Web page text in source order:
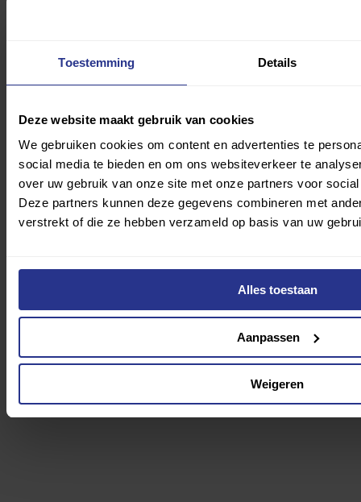
Toestemming Details
Deze website maakt gebruik van cookies
We gebruiken cookies om content en advertenties te
social media te bieden en om ons websiteverkeer te
over uw gebruik van onze site met onze partners voor
Deze partners kunnen deze gegevens combineren met
verstrekt of die ze hebben verzameld op basis van uw
Alles toestaan
Aanpassen
Weigeren
Oud-topsporter Peter Blangé versterkt Fonds
Gehandicaptensport als manager Fundraising